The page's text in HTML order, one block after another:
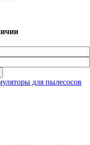
для пылесосов